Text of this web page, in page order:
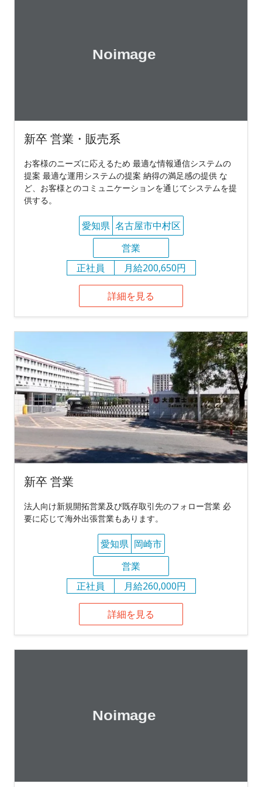
新卒 営業・販売系
お客様のニーズに応えるため 最適な情報通信システムの
提案 最適な運用システムの提案 納得の満足感の提供 な
ど、お客様とのコミュニケーションを通じてシステムを提
供する。
愛知県 名古屋市中村区
営業
正社員
月給200,650円
詳細を見る
新卒 営業
法人向け新規開拓営業及び既存取引先のフォロー営業 必
要に応じて海外出張営業もあります。
愛知県 岡崎市
営業
正社員
月給260,000円
詳細を見る